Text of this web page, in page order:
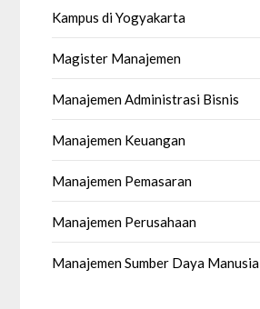
Kampus di Yogyakarta
Magister Manajemen
Manajemen Administrasi Bisnis
Manajemen Keuangan
Manajemen Pemasaran
Manajemen Perusahaan
Manajemen Sumber Daya Manusia